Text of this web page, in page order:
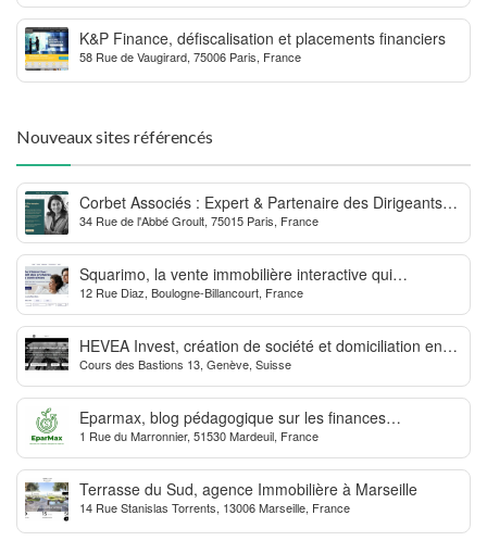
K&P Finance, défiscalisation et placements financiers
58 Rue de Vaugirard, 75006 Paris, France
Nouveaux sites référencés
Corbet Associés : Expert & Partenaire des Dirigeants
d’Entreprise
34 Rue de l'Abbé Groult, 75015 Paris, France
Squarimo, la vente immobilière interactive qui
dynamise les transactions
12 Rue Diaz, Boulogne-Billancourt, France
HEVEA Invest, création de société et domiciliation en
Suisse
Cours des Bastions 13, Genève, Suisse
Eparmax, blog pédagogique sur les finances
personnelles
1 Rue du Marronnier, 51530 Mardeuil, France
Terrasse du Sud, agence Immobilière à Marseille
14 Rue Stanislas Torrents, 13006 Marseille, France